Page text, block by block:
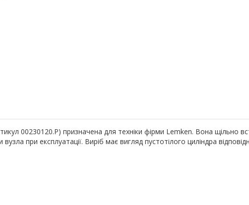
00230120.P) призначена для техніки фірми Lemken. Вона щільно
при експлуатації. Виріб має вигляд пустотілого циліндра